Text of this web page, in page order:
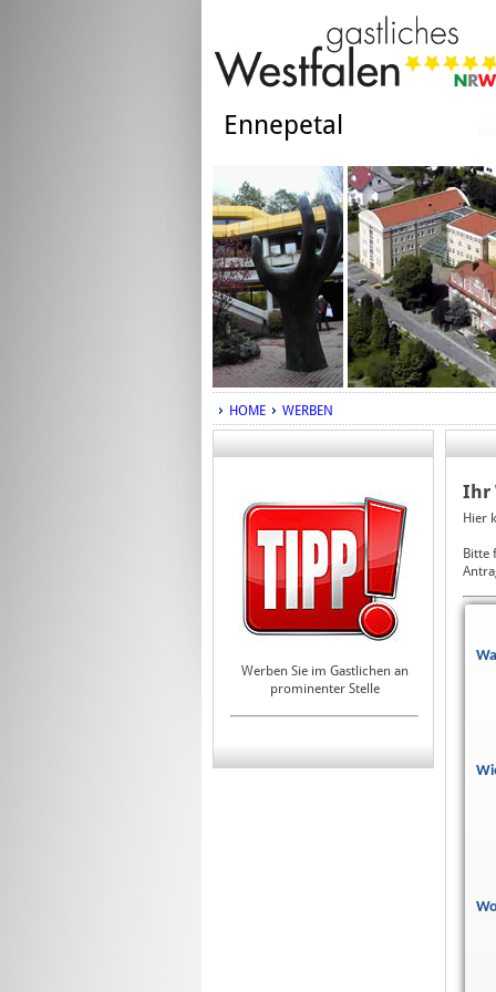
Ennepetal
HOME WERBEN
Werben Sie im Gastlichen an
prominenter Stelle
Ihr
Hier
Bitte